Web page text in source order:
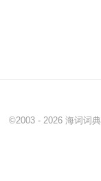
©2003 - 2026 海词词典